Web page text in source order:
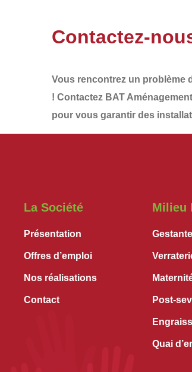
Contactez-
Vous rencontrez un problème
! Contactez BAT
pour vous garantir des
La Société
Présentation
Offres d’emploi
Nos réalisations
Contact
Milieu
Gestante
Post-
Quai